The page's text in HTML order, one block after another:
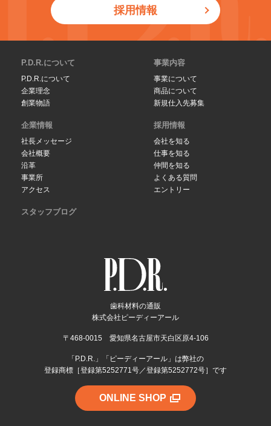
採用情報
歯科材料の通販
株式会社ピーディーアール
〒468-0015 愛知県名古屋市天白区原4-106
「P.D.R.」「ピーディーアール」は弊社の
登録商標［登録第5252771号／登録第5252772号］です
ONLINE SHOP
P.D.R.について
P.D.R.について
企業理念
創業物語
事業内容
事業について
商品について
新規仕入先募集
企業情報
社長メッセージ
会社概要
沿革
事業所
アクセス
採用情報
会社を知る
仕事を知る
仲間を知る
よくある質問
エントリー
スタッフブログ